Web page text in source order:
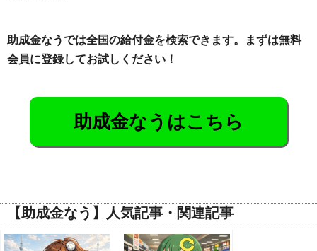
助成金なうでは全国の給付金を検索できます。まずは無料
会員に登録してお試しください！
助成金なうはこちら
【助成金なう】人気記事・関連記事